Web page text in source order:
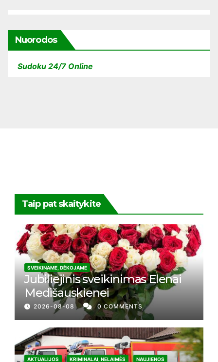
Nuorodos
Sudoku 24/7 Online
Taip pat skaitykite
SVEIKINAME, DĖKOJAME
Jubiliejinis sveikinimas Elenai
Medišauskienei
2026-08-08 0 COMMENTS
AKTUALIJOS KRIMINALAI, NELAIMĖS NAUJIENOS